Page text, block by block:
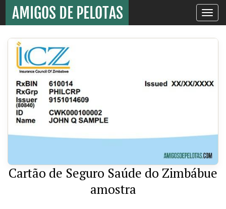
Toggle
Cartão de Seguro Saúde do Zimbábue
amostra